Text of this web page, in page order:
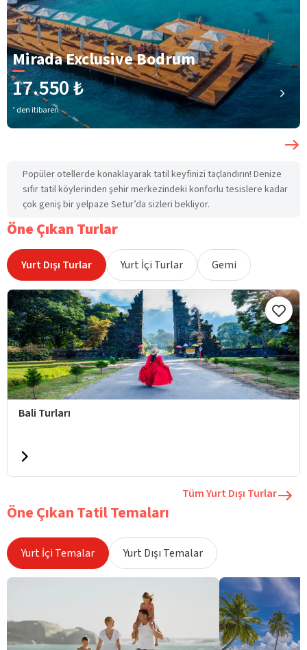
Mirada Exclusive Bodrum
17.550 ₺
’ den itibaren
Popüler otellerde konaklayarak tatil keyfinizi taçlandırın! Denize
sıfır tatil köylerinden şehir merkezindeki konforlu tesislere kadar
çok geniş bir yelpaze Setur’da sizleri bekliyor.
Öne Çıkan Turlar
Yurt Dışı Turlar Yurt İçi Turlar Gemi
Bali Turları
Tüm Yurt Dışı Turlar
Öne Çıkan Tatil Temaları
Yurt İçi Temalar Yurt Dışı Temalar